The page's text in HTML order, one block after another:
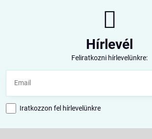
Hírlevél
Feliratkozni hírlevelünkre:
Iratkozzon fel hírlevelünkre